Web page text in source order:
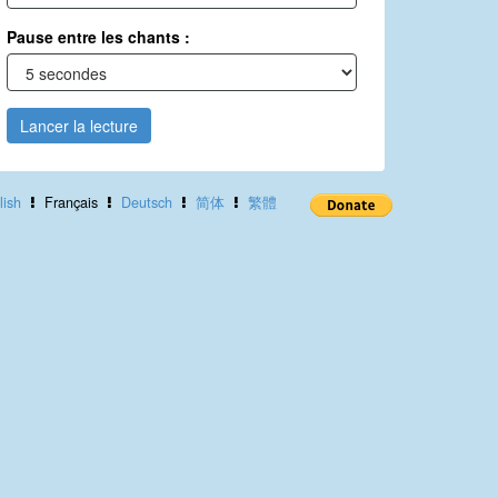
Pause entre les chants :
Lancer la lecture
Français Deutsch 简体 繁體